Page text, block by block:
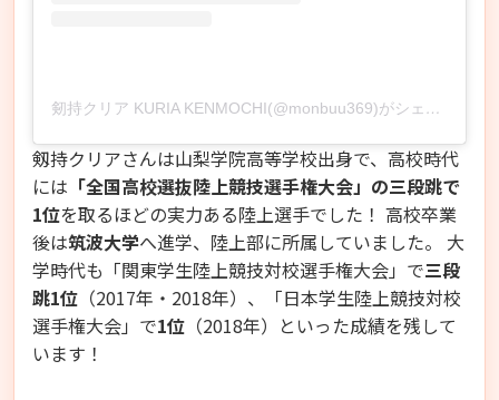
剱持クリア KURIA KENMOCHI(@monbuu369)がシェアした投稿
剱持クリアさんは山梨学院高等学校出身で、高校時代
には 「全国高校選抜陸上競技選手権大会」 の三段跳で
1位を取るほどの実力ある陸上選手でした！ 高校卒業
後は筑波大学へ進学、陸上部に所属していました。 大
学時代も「関東学生陸上競技対校選手権大会」で三段
跳1位 （2017年・2018年）、「日本学生陸上競技対校
選手権大会」で1位 （2018年）といった成績を残して
います！